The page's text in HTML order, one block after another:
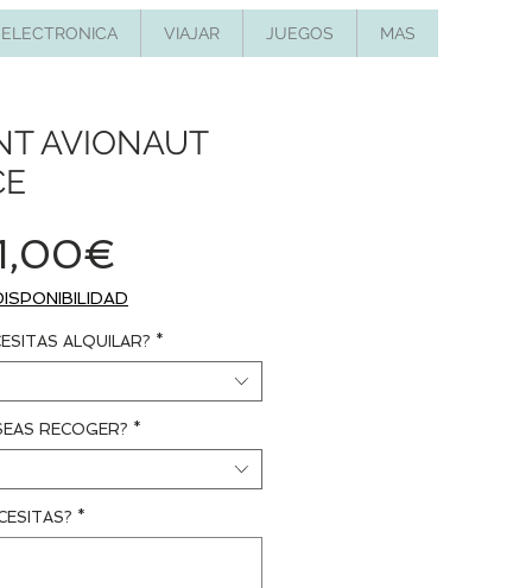
ELECTRONICA VIAJAR JUEGOS MAS
AVIONAUT
de
oferta
ALQUILAR? *
RECOGER? *
*